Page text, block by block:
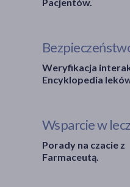
Weryfikacja
Encyklopedia
Wsparcie w
Porady na czacie z
Farmaceutą.